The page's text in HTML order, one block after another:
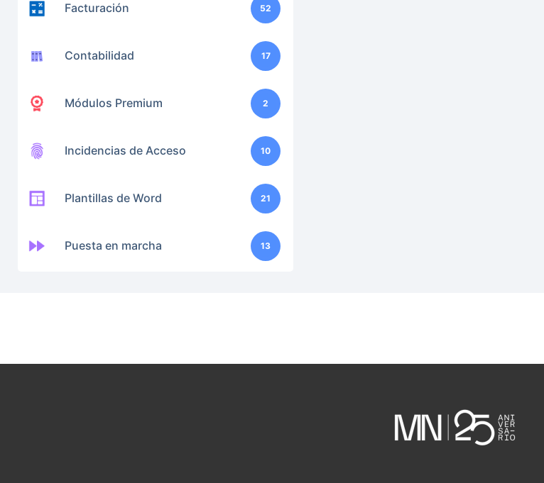
Facturación 52
Contabilidad 17
Módulos Premium 2
Incidencias de Acceso 10
Plantillas de Word 21
Puesta en marcha 13